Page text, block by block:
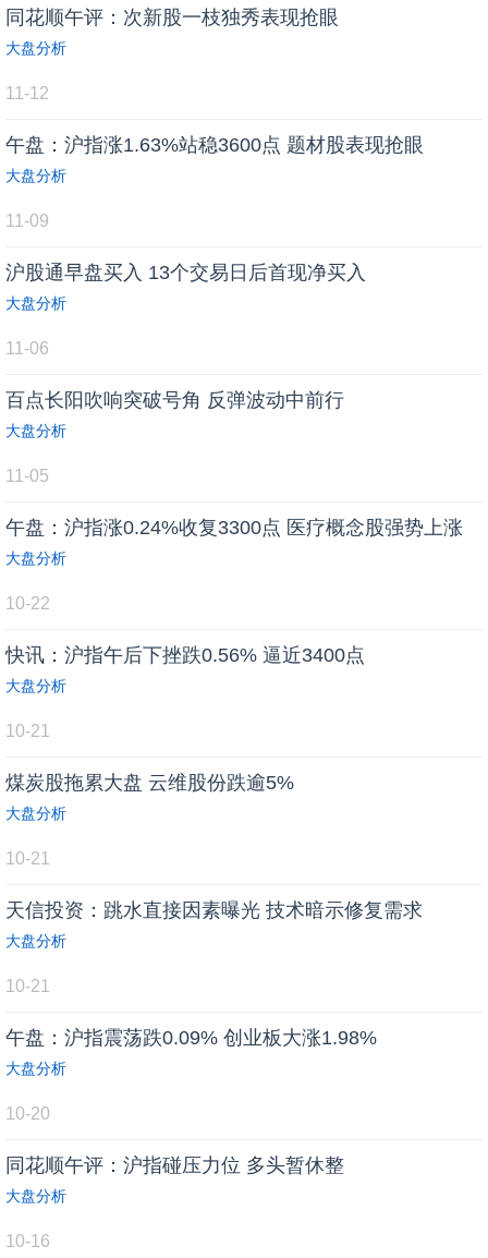
同花顺午评：次新股一枝独秀表现抢眼
大盘分析
11-12
午盘：沪指涨1.63%站稳3600点 题材股表现抢眼
大盘分析
11-09
沪股通早盘买入 13个交易日后首现净买入
大盘分析
11-06
百点长阳吹响突破号角 反弹波动中前行
大盘分析
11-05
午盘：沪指涨0.24%收复3300点 医疗概念股强势上涨
大盘分析
10-22
快讯：沪指午后下挫跌0.56% 逼近3400点
大盘分析
10-21
煤炭股拖累大盘 云维股份跌逾5%
大盘分析
10-21
天信投资：跳水直接因素曝光 技术暗示修复需求
大盘分析
10-21
午盘：沪指震荡跌0.09% 创业板大涨1.98%
大盘分析
10-20
同花顺午评：沪指碰压力位 多头暂休整
大盘分析
10-16